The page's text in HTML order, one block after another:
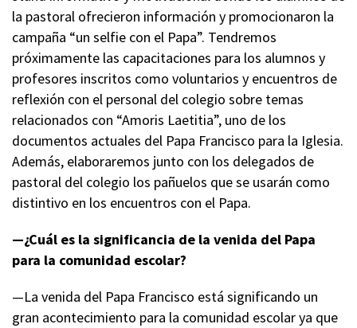
la pastoral ofrecieron información y promocionaron la
campaña “un selfie con el Papa”. Tendremos
próximamente las capacitaciones para los alumnos y
profesores inscritos como voluntarios y encuentros de
reflexión con el personal del colegio sobre temas
relacionados con “Amoris Laetitia”, uno de los
documentos actuales del Papa Francisco para la Iglesia.
Además, elaboraremos junto con los delegados de
pastoral del colegio los pañuelos que se usarán como
distintivo en los encuentros con el Papa.
—¿Cuál es la significancia de la venida del Papa
para la comunidad escolar?
—La venida del Papa Francisco está significando un
gran acontecimiento para la comunidad escolar ya que